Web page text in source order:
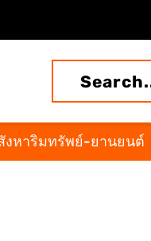
งหาริมทรัพย์-ยานยนต์